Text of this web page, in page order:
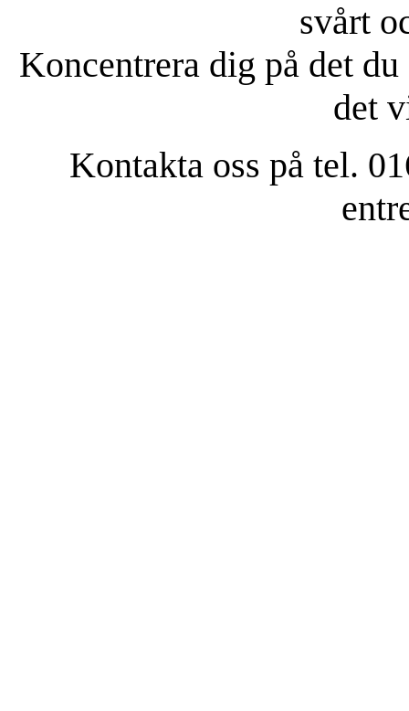
svårt
Koncentrera dig på det
det
Kontakta oss på tel.